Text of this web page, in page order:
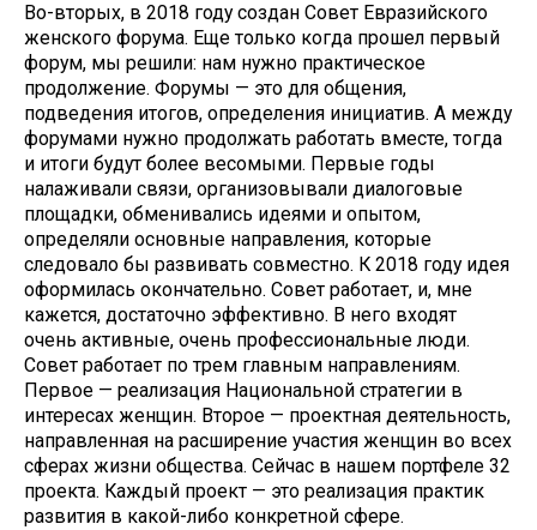
Во-вторых, в 2018 году создан Совет Евразийского
женского форума. Еще только когда прошел первый
форум, мы решили: нам нужно практическое
продолжение. Форумы — это для общения,
подведения итогов, определения инициатив. А между
форумами нужно продолжать работать вместе, тогда
и итоги будут более весомыми. Первые годы
налаживали связи, организовывали диалоговые
площадки, обменивались идеями и опытом,
определяли основные направления, которые
следовало бы развивать совместно. К 2018 году идея
оформилась окончательно. Совет работает, и, мне
кажется, достаточно эффективно. В него входят
очень активные, очень профессиональные люди.
Совет работает по трем главным направлениям.
Первое — реализация Национальной стратегии в
интересах женщин. Второе — проектная деятельность,
направленная на расширение участия женщин во всех
сферах жизни общества. Сейчас в нашем портфеле 32
проекта. Каждый проект — это реализация практик
развития в какой-либо конкретной сфере.